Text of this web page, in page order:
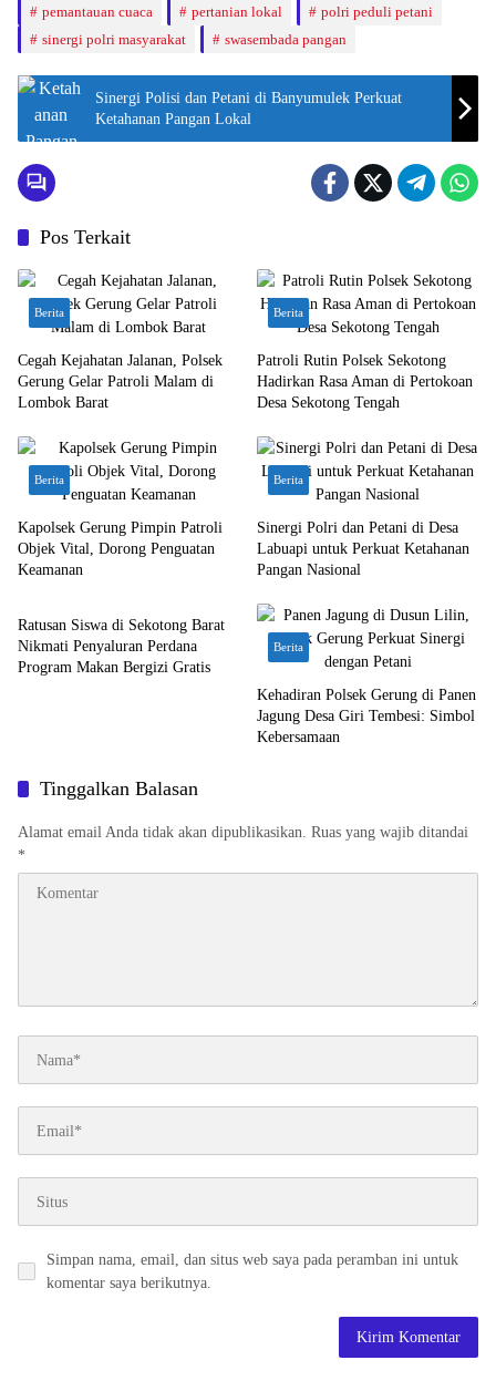
pemantauan cuaca pertanian lokal
polri peduli petani
sinergi polri masyarakat
swasembada pangan
Sinergi Polisi dan Petani di Banyumulek Perkuat
Ketahanan Pangan Lokal
Pos Terkait
Berita
Cegah Kejahatan Jalanan, Polsek
Gerung Gelar Patroli Malam di
Lombok Barat
Berita
Patroli Rutin Polsek Sekotong
Hadirkan Rasa Aman di Pertokoan
Desa Sekotong Tengah
Berita
Kapolsek Gerung Pimpin Patroli
Objek Vital, Dorong Penguatan
Keamanan
Berita
Sinergi Polri dan Petani di Desa
Labuapi untuk Perkuat Ketahanan
Pangan Nasional
Berita
Ratusan Siswa di Sekotong Barat
Nikmati Penyaluran Perdana
Program Makan Bergizi Gratis
Berita
Kehadiran Polsek Gerung di Panen
Jagung Desa Giri Tembesi: Simbol
Kebersamaan
Tinggalkan Balasan
Alamat email Anda tidak akan dipublikasikan. Ruas yang wajib ditandai
*
Simpan nama, email, dan situs web saya pada peramban ini untuk
komentar saya berikutnya.